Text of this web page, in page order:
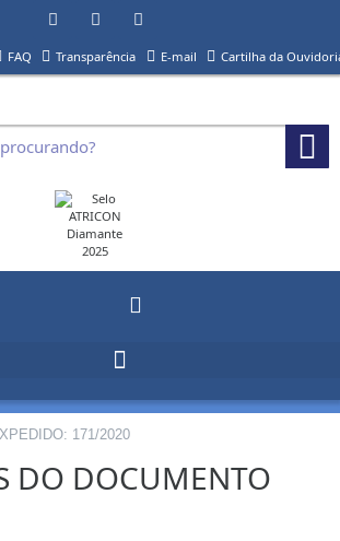
FAQ Transparência E-mail Cartilha da
171/2020
DO DOCUMENTO